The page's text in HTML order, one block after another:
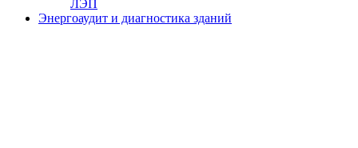
ЛЭП
Энергоаудит и диагностика зданий